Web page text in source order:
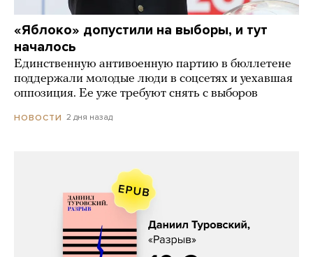
«Яблоко» допустили на выборы, и тут
началось
Единственную антивоенную партию в бюллетене
поддержали молодые люди в соцсетях и уехавшая
оппозиция. Ее уже требуют снять с выборов
НОВОСТИ 2 дня назад